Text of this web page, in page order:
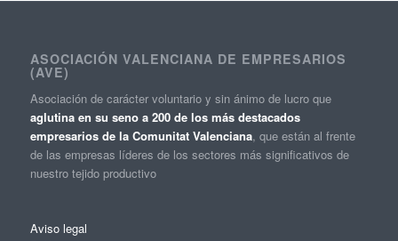
ASOCIACIÓN VALENCIANA DE EMPRESARIOS
(AVE)
Asociación de carácter voluntario y sin ánimo de lucro que
aglutina en su seno a 200 de los más destacados
empresarios de la Comunitat Valenciana, que están al frente
de las empresas líderes de los sectores más significativos de
nuestro tejido productivo
Aviso legal